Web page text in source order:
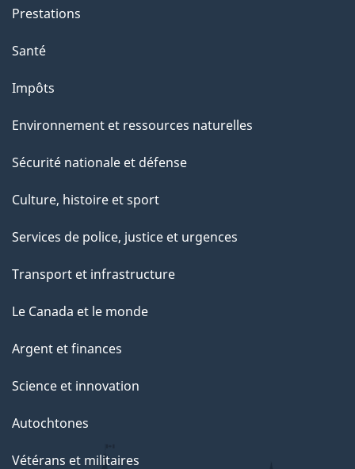
e
p
g
e
Prestations
Santé
Impôts
Environnement et ressources naturelles
Sécurité nationale et défense
Culture, histoire et sport
Services de police, justice et urgences
Transport et infrastructure
Le Canada et le monde
Argent et finances
Science et innovation
Autochtones
Vétérans et militaires